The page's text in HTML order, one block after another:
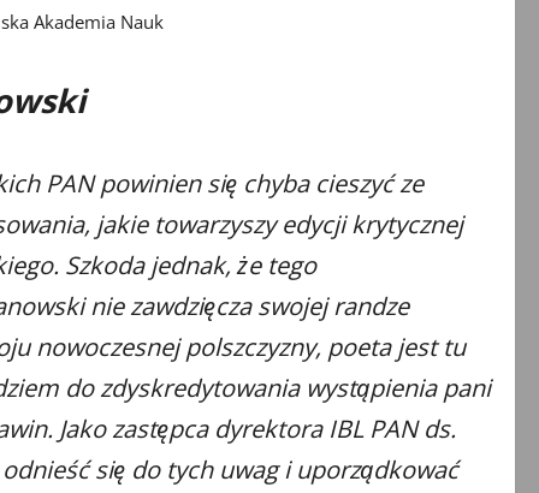
Akademia Nauk
PAN powinien się chyba cieszyć ze
jakie towarzyszy edycji krytycznej
Szkoda jednak, że tego
nie zawdzięcza swojej randze
nowoczesnej polszczyzny, poeta jest tu
do zdyskredytowania wystąpienia pani
Jako zastępca dyrektora IBL PAN ds.
się do tych uwag i uporządkować